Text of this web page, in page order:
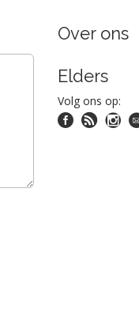
Over ons
Elders
Volg ons op: